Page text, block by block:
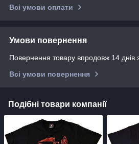
Всі умови оплати
Умови повернення
Повернення товару впродовж 14 днів
Всі умови повернення
Подібні товари компанії